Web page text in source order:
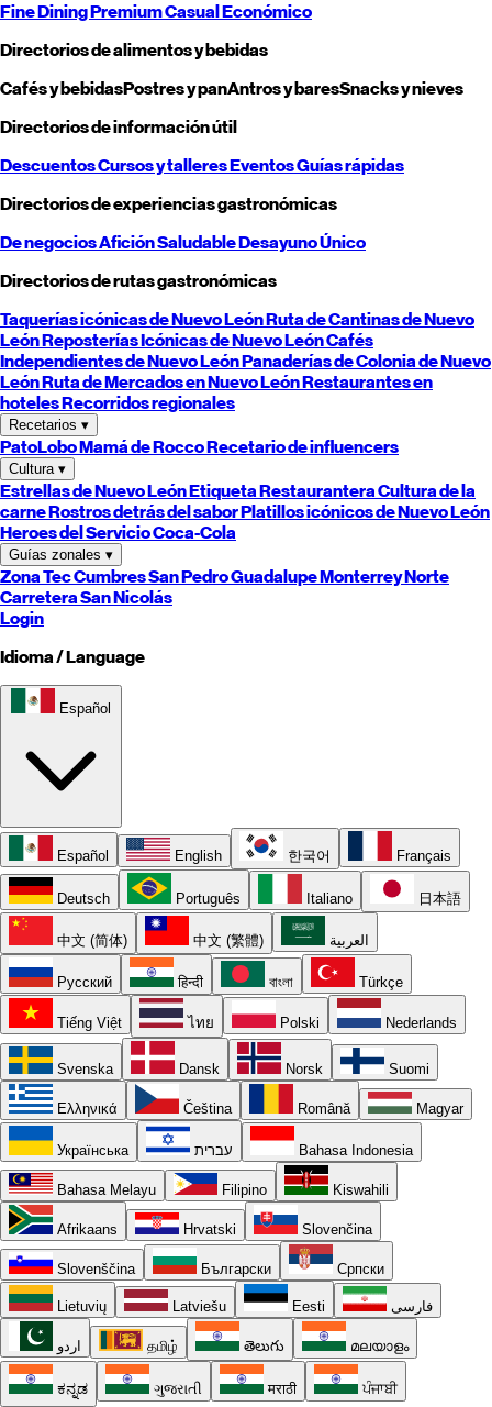
Fine DiningPremiumCasualEconómico
Directorios de alimentos y bebidas
Cafés y bebidasPostres y panAntros y baresSnacks y nieves
Directorios de información útil
DescuentosCursos y talleresEventosGuías rápidas
Directorios de experiencias gastronómicas
De negociosAficiónSaludableDesayunoÚnico
Directorios de rutas gastronómicas
Taquerías icónicas deNuevo LeónRuta de Cantinas deNuevo
LeónReposterías Icónicas deNuevo LeónCafés
Independientes deNuevo LeónPanaderías de Colonia deNuevo
LeónRuta de Mercados enNuevo LeónRestaurantes en
hotelesRecorridos regionales
Recetarios ▾
PatoLoboMamá de RoccoRecetario de influencers
Cultura ▾
Estrellas deNuevo LeónEtiqueta RestauranteraCultura de la
carneRostros detrás del saborPlatillos icónicos deNuevo León
Heroes del Servicio Coca-Cola
Guías zonales ▾
Zona TecCumbresSan PedroGuadalupeMonterreyNorte
CarreteraSan Nicolás
Login
Idioma / Language
Español
Español English 한국어 Français
Deutsch Português Italiano 日本語
中文 (简体) 中文 (繁體) العربية
Русский हिन्दी বাংলা Türkçe
Tiếng Việt ไทย Polski Nederlands
Svenska Dansk Norsk Suomi
Ελληνικά Čeština Română Magyar
Українська עברית Bahasa Indonesia
Bahasa Melayu Filipino Kiswahili
Afrikaans Hrvatski Slovenčina
Slovenščina Български Српски
Lietuvių Latviešu Eesti فارسی
اردو தமிழ் తెలుగు മലയാളം
ಕನ್ನಡ ગુજરાતી मराठी ਪੰਜਾਬੀ